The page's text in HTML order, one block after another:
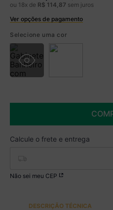
ou 18x de R$ 114 87 sem juros
Ver opções de pagamento
Boleto
R$ 1.709,99 à vista no Boleto
Você economiza
Selecione uma cor
Não sei meu CEP
DESCRIÇÃO TÉCNICA